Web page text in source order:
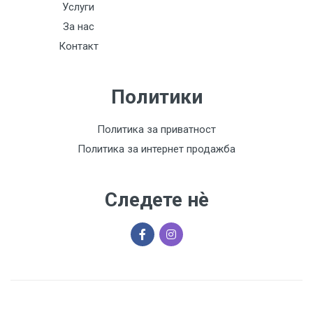
Услуги
За нас
Контакт
Политики
Политика за приватност
Политика за интернет продажба
Следете нѐ